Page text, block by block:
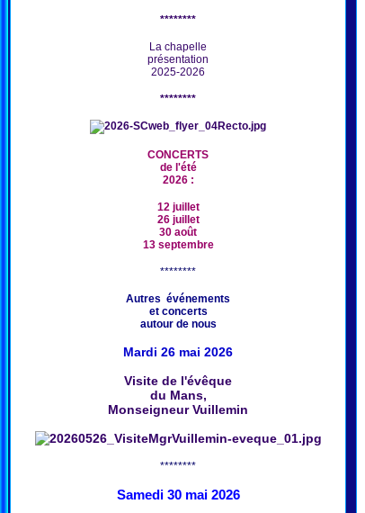
********
La chapelle
présentation
2025-2026
********
CONCERTS
de l'été
2026 :
12 juillet
26 juillet
30 août
13 septembre
********
Autres événements
et concerts
autour de nous
Mardi 26 mai 2026
Visite de l'évêque
du Mans,
Monseigneur Vuillemin
********
Samedi 30 mai 2026